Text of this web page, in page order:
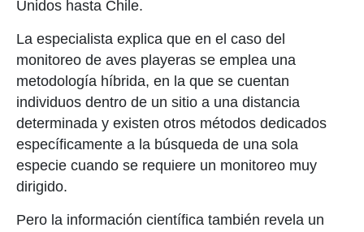
Unidos hasta Chile.
La especialista explica que en el caso del
monitoreo de aves playeras se emplea una
metodología híbrida, en la que se cuentan
individuos dentro de un sitio a una distancia
determinada y existen otros métodos dedicados
específicamente a la búsqueda de una sola
especie cuando se requiere un monitoreo muy
dirigido.
Pero la información científica también revela un